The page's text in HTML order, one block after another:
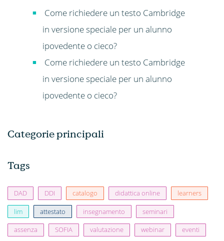
Categorie principali
Tags
DAD DDI catalogo didattica online learners
lim attestato insegnamento seminari
assenza SOFIA valutazione webinar eventi
Come richiedere un testo Cambridge
in versione speciale per un alunno
ipovedente o cieco?
Come richiedere un testo Cambridge
in versione speciale per un alunno
ipovedente o cieco?